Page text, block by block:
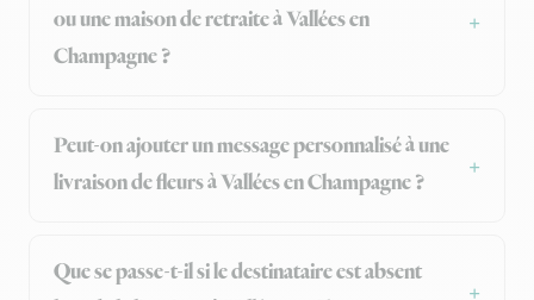
ou une maison de retraite à Vallées en
Champagne ?
Peut-on ajouter un message personnalisé à une
livraison de fleurs à Vallées en Champagne ?
Que se passe-t-il si le destinataire est absent